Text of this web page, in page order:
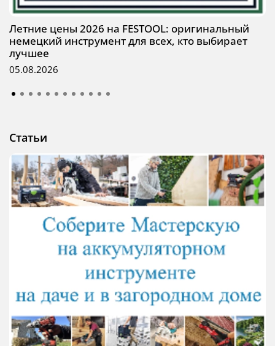
Летние цены 2026 на FESTOOL: оригинальный
немецкий инструмент для всех, кто выбирает
лучшее
05.08.2026
Статьи